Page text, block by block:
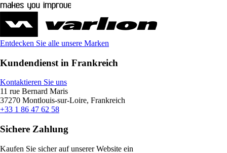
Entdecken Sie alle unsere Marken
Kundendienst in Frankreich
Kontaktieren Sie uns
11 rue Bernard Maris
37270 Montlouis-sur-Loire, Frankreich
+33 1 86 47 62 58
Sichere Zahlung
Kaufen Sie sicher auf unserer Website ein